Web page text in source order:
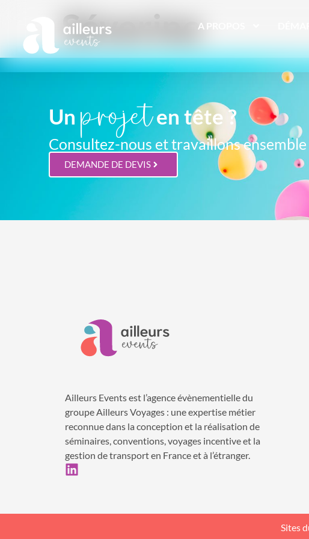
A PROPOS
Séverine
Un projeten tête ?
Consultez-nous et travaillons ensemble
DEMANDE DE DEVIS
Ailleurs Events est l’agence évènementielle du
groupe Ailleurs Voyages : une expertise métier
reconnue dans la conception et la réalisation de
séminaires, conventions, voyages incentive et la
gestion de transport en France et à l’étranger.
Sites